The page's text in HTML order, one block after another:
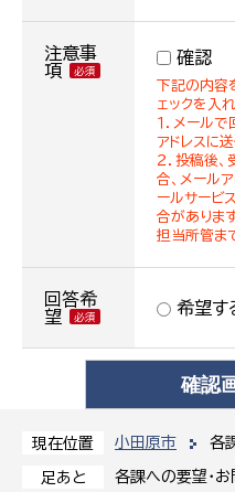
現在位置 小田原市 各
足あと 各課への要望・
注意事
項
確認
下記の内容
ェックを入
１．メール
アドレスに送
２．投稿後
合、メール
ールサービ
合がありま
担当所管ま
回答希
望
希望す